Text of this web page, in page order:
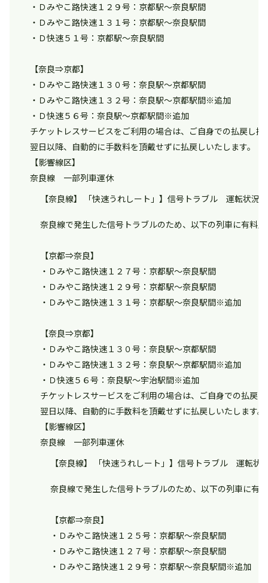
・Ｄみやこ路快速１２９号：京都駅～奈良駅間
・Ｄみやこ路快速１３１号：京都駅～奈良駅間
・Ｄ快速５１号：京都駅～奈良駅間
【奈良⇒京都】
・Ｄみやこ路快速１３０号：奈良駅～京都駅間
・Ｄみやこ路快速１３２号：奈良駅～京都駅間※追加
・Ｄ快速５６号：奈良駅～京都駅間※追加
チケットレスサービスをご利用の場合は、ご自身での払戻し
翌日以降、自動的に手数料を頂戴せずに払戻しいたします。
【影響線区】
奈良線 一部列車運休
【奈良線】 「快速うれしート」】信号トラブル 運転状況
奈良線で発生した信号トラブルのため、以下の列車に有料
【京都⇒奈良】
・Ｄみやこ路快速１２７号：京都駅～奈良駅間
・Ｄみやこ路快速１２９号：京都駅～奈良駅間
・Ｄみやこ路快速１３１号：京都駅～奈良駅間※追加
【奈良⇒京都】
・Ｄみやこ路快速１３０号：奈良駅～京都駅間
・Ｄみやこ路快速１３２号：奈良駅～京都駅間※追加
・Ｄ快速５６号：奈良駅～宇治駅間※追加
チケットレスサービスをご利用の場合は、ご自身での払戻
翌日以降、自動的に手数料を頂戴せずに払戻しいたします。
【影響線区】
奈良線 一部列車運休
【奈良線】 「快速うれしート」】信号トラブル 運転状
奈良線で発生した信号トラブルのため、以下の列車に有
【京都⇒奈良】
・Ｄみやこ路快速１２５号：京都駅～奈良駅間
・Ｄみやこ路快速１２７号：京都駅～奈良駅間
・Ｄみやこ路快速１２９号：京都駅～奈良駅間※追加